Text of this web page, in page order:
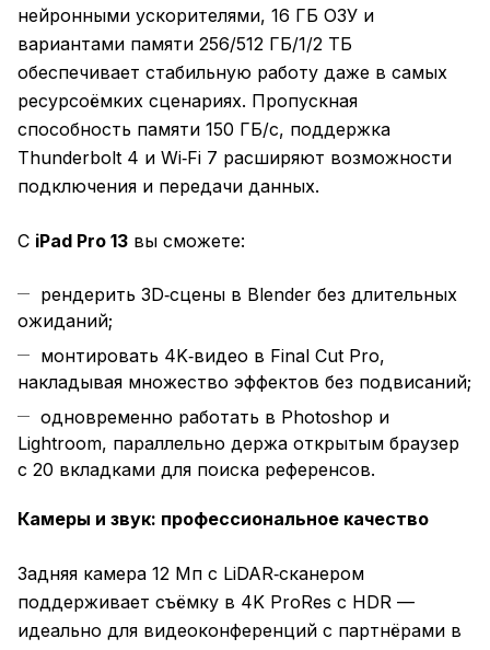
нейронными ускорителями, 16 ГБ ОЗУ и
вариантами памяти 256/512 ГБ/1/2 ТБ
обеспечивает стабильную работу даже в самых
ресурсоёмких сценариях. Пропускная
способность памяти 150 ГБ/с, поддержка
Thunderbolt 4 и Wi‑Fi 7 расширяют возможности
подключения и передачи данных.
С iPad Pro 13 вы сможете:
рендерить 3D‑сцены в Blender без длительных
ожиданий;
монтировать 4K‑видео в Final Cut Pro,
накладывая множество эффектов без подвисаний;
одновременно работать в Photoshop и
Lightroom, параллельно держа открытым браузер
с 20 вкладками для поиска референсов.
Камеры и звук: профессиональное качество
Задняя камера 12 Мп с LiDAR‑сканером
поддерживает съёмку в 4K ProRes с HDR —
идеально для видеоконференций с партнёрами в